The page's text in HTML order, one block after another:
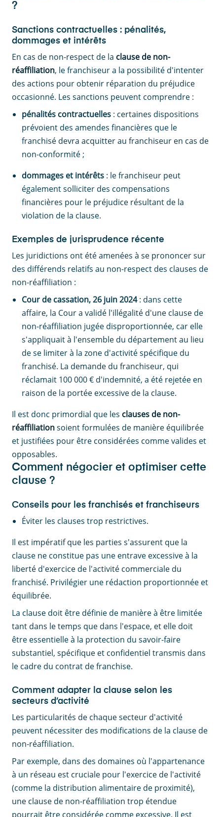
?
Sanctions contractuelles : pénalités,
dommages et intérêts
En cas de non-respect de la clause de non-
réaffiliation, le franchiseur a la possibilité d'intenter
des actions pour obtenir réparation du préjudice
occasionné. Les sanctions peuvent comprendre :
pénalités contractuelles : certaines dispositions
prévoient des amendes financières que le
franchisé devra acquitter au franchiseur en cas de
non-conformité ;
dommages et intérêts : le franchiseur peut
également solliciter des compensations
financières pour le préjudice résultant de la
violation de la clause.
Exemples de jurisprudence récente
Les juridictions ont été amenées à se prononcer sur
des différends relatifs au non-respect des clauses de
non-réaffiliation :
Cour de cassation, 26 juin 2024: dans cette
affaire, la Cour a validé l'illégalité d'une clause de
non-réaffiliation jugée disproportionnée, car elle
s'appliquait à l'ensemble du département au lieu
de se limiter à la zone d'activité spécifique du
franchisé. La demande du franchiseur, qui
réclamait 100 000 € d'indemnité, a été rejetée en
raison de la portée excessive de la clause.
Il est donc primordial que les clauses de non-
réaffiliationsoient formulées de manière équilibrée
et justifiées pour être considérées comme valides et
opposables.
Comment négocier et optimiser cette
clause ?
Conseils pour les franchisés et franchiseurs
Éviter les clauses trop restrictives.
Il est impératif que les parties s'assurent que la
clause ne constitue pas une entrave excessive à la
liberté d'exercice de l'activité commerciale du
franchisé. Privilégier une rédaction proportionnée et
équilibrée.
La clause doit être définie de manière à être limitée
tant dans le temps que dans l'espace, et elle doit
être essentielle à la protection du savoir-faire
substantiel, spécifique et confidentiel transmis dans
le cadre du contrat de franchise.
Comment adapter la clause selon les
secteurs d’activité
Les particularités de chaque secteur d'activité
peuvent nécessiter des modifications de la clause de
non-réaffiliation.
Par exemple, dans des domaines où l'appartenance
à un réseau est cruciale pour l'exercice de l'activité
(comme la distribution alimentaire de proximité),
une clause de non-réaffiliation trop étendue
pourrait être considérée comme excessive. Il est